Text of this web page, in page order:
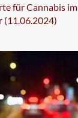
für Cannabis im
(11.06.2024)